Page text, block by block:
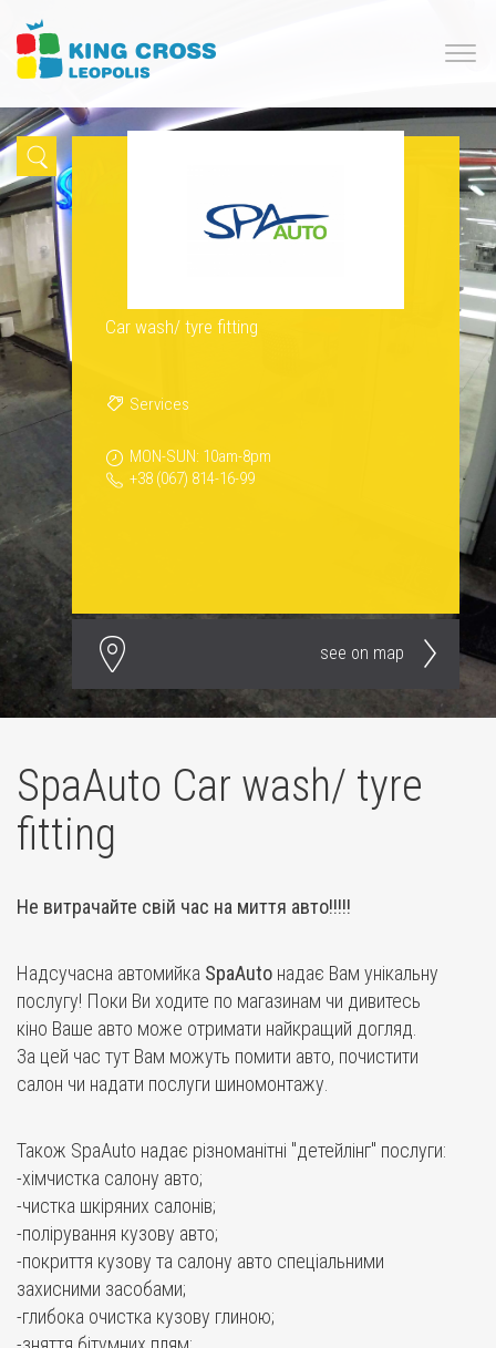
Car wash/ tyre fitting
Services
MON-SUN: 10am-8pm
+38 (067) 814-16-99
see on map
SpaAuto Car wash/ tyre
fitting
Не витрачайте свій час на миття авто!!!!!
Надсучасна автомийка SpaAuto надає Вам унікальну
послугу! Поки Ви ходите по магазинам чи дивитесь
кіно Ваше авто може отримати найкращий догляд.
За цей час тут Вам можуть помити авто, почистити
салон чи надати послуги шиномонтажу.
Також SpaAuto надає різноманітні "детейлінг" послуги:
-хімчистка салону авто;
-чистка шкіряних салонів;
-полірування кузову авто;
-покриття кузову та салону авто спеціальними
захисними засобами;
-глибока очистка кузову глиною;